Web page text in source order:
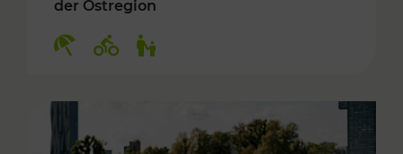
der Ostregion